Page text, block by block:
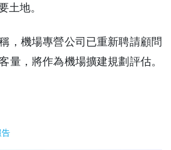
土地。
，機場專營公司已重新聘請顧問
量，將作為機場擴建規劃評估。
告